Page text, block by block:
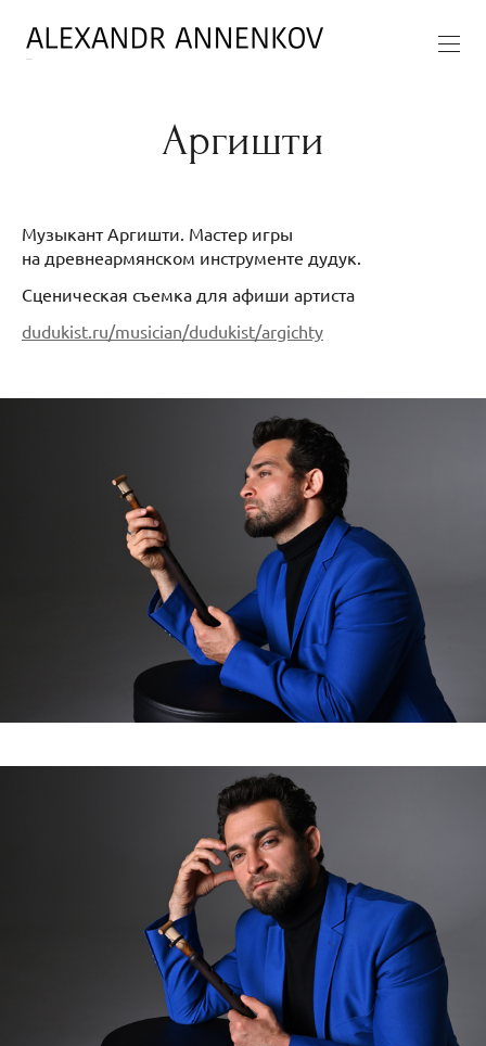
Аргишти
Музыкант Аргишти. Мастер игры
на древнеармянском инструменте дудук.
Сценическая съемка для афиши артиста
dudukist.ru/musician/dudukist/argichty